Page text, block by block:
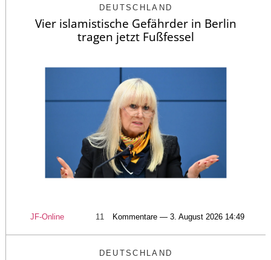
DEUTSCHLAND
Vier islamistische Gefährder in Berlin
tragen jetzt Fußfessel
JF-Online 11 Kommentare — 3. August 2026 14:49
DEUTSCHLAND